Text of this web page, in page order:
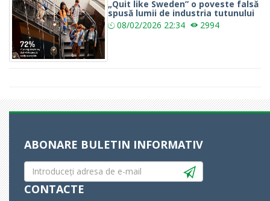
„Quit like Sweden” o poveste falsă
spusă lumii de industria tutunului
08/02/2026 22:34 2994
ABONARE BULETIN INFORMATIV
CONTACTE